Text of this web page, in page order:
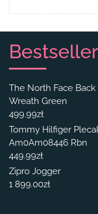
The North Face
Wreath Green
499.99zł
Tommy Hilfiger
Am0Am08446 Rbn
449.99zł
Zipro Jogger
1 899.00zł